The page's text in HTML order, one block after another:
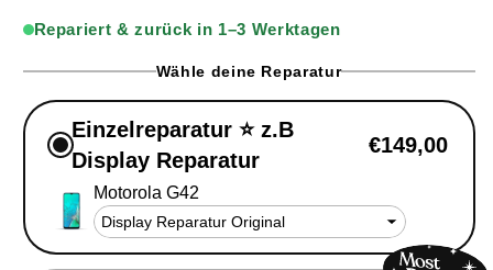
Repariert & zurück in 1–3 Werktagen
Wähle deine Reparatur
Einzelreparatur ⭐ z.B
Display Reparatur
€149,00
Motorola G42